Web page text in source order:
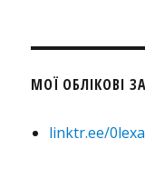
МОЇ ОБЛІКОВІ
linktr.ee/